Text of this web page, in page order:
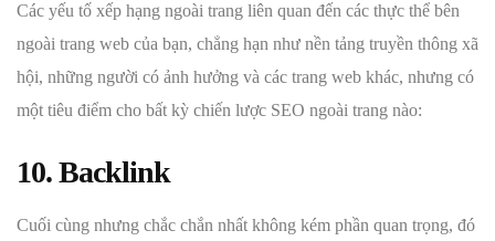
Các yếu tố xếp hạng ngoài trang liên quan đến các thực thể bên
ngoài trang web của bạn, chẳng hạn như nền tảng truyền thông xã
hội, những người có ảnh hưởng và các trang web khác, nhưng có
một tiêu điểm cho bất kỳ chiến lược SEO ngoài trang nào:
10. Backlink
Cuối cùng nhưng chắc chắn nhất không kém phần quan trọng, đó